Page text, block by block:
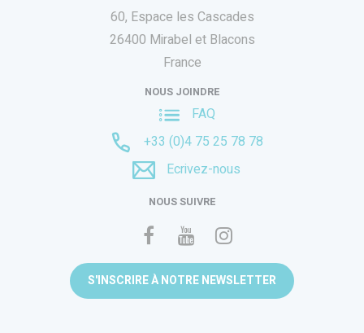
60, Espace les Cascades
26400 Mirabel et Blacons
France
NOUS JOINDRE
FAQ
+33 (0)4 75 25 78 78
Ecrivez-nous
NOUS SUIVRE
S'INSCRIRE À NOTRE NEWSLETTER